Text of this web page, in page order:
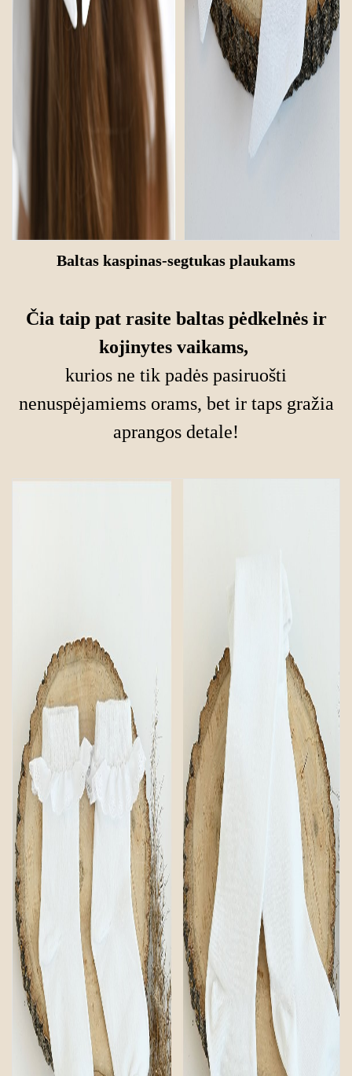
Baltas kaspinas-segtukas plaukams
Čia taip pat rasite baltas pėdkelnės ir
kojinytes vaikams,
kurios ne tik padės pasiruošti
nenuspėjamiems orams, bet ir taps gražia
aprangos detale!